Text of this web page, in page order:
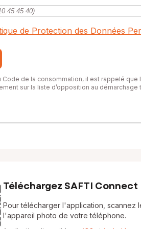
de Protection des Données
Code de la consommation, il est rappelé
sur la liste d’opposition au
Téléchargez SAFTI Connect
Pour télécharger l'application, scannez
l'appareil photo de votre téléphone.